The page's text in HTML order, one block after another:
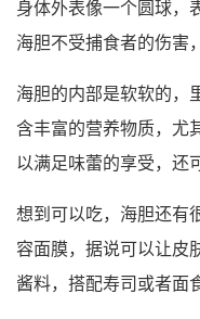
身体外表像一个圆球，
海胆不受捕食者的伤害
海胆的内部是软软的，
含丰富的营养物质，尤
以满足味蕾的享受，还
想到可以吃，海胆还有
容面膜，据说可以让皮
酱料，搭配寿司或者面